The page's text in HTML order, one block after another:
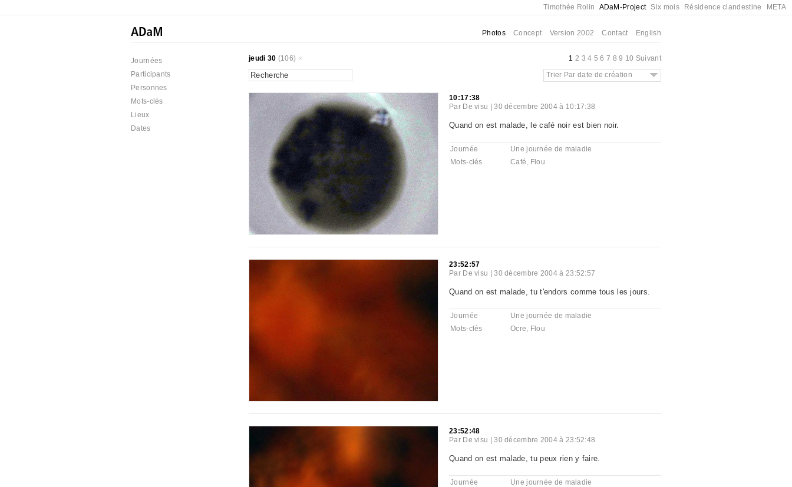
Timothée Rolin ADaM-Project Six mois Résidence clandestine META
Photos Concept Version 2002 Contact English
Journées
Participants
Personnes
Mots-clés
Lieux
Dates
jeudi 30 (106) 1 2 3 4 5 6 7 8 9 10 Suivant
Trier Par date de création
10:17:38
Par De visu |30 décembre 2004 à 10:17:38
Quand on est malade, le café noir est bien noir.
Journée
Une journée de maladie
Mots-clés
Café, Flou
23:52:57
Par De visu |30 décembre 2004 à 23:52:57
Quand on est malade, tu t'endors comme tous les jours.
Journée
Une journée de maladie
Mots-clés
Ocre, Flou
23:52:48
Par De visu |30 décembre 2004 à 23:52:48
Quand on est malade, tu peux rien y faire.
Journée
Une journée de maladie